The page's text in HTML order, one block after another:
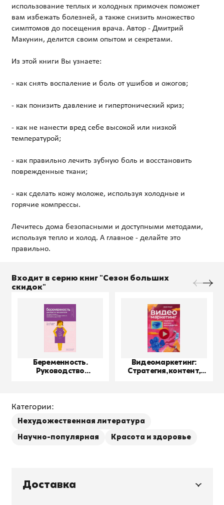
использование теплых и холодных примочек поможет
вам избежать болезней, а также снизить множество
симптомов до посещения врача. Автор - Дмитрий
Макунин, делится своим опытом и секретами.
Из этой книги Вы узнаете:
- как снять воспаление и боль от ушибов и ожогов;
- как понизить давление и гипертонический криз;
- как не нанести вред себе высокой или низкой
температурой;
- как правильно лечить зубную боль и восстановить
поврежденные ткани;
- как сделать кожу моложе, используя холодные и
горячие компрессы.
Лечитесь дома безопасными и доступными методами,
используя тепло и холод. А главное - делайте это
Входит в серию книг "Сезон больших
скидок"
Беременность.
Руководство
Видеомаркетинг:
Стратегия, контент,
Категории:
Нехудожественная литература
Научно-популярная
Красота и здоровье
Доставка